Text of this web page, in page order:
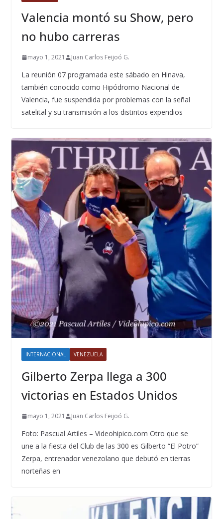
Valencia montó su Show, pero
no hubo carreras
mayo 1, 2021 Juan Carlos Feijoó G.
La reunión 07 programada este sábado en Hinava,
también conocido como Hipódromo Nacional de
Valencia, fue suspendida por problemas con la señal
satelital y su transmisión a los distintos expendios
INTERNACIONAL VENEZUELA
Gilberto Zerpa llega a 300
victorias en Estados Unidos
mayo 1, 2021 Juan Carlos Feijoó G.
Foto: Pascual Artiles – Videohipico.com Otro que se
une a la fiesta del Club de las 300 es Gilberto “El Potro”
Zerpa, entrenador venezolano que debutó en tierras
norteñas en